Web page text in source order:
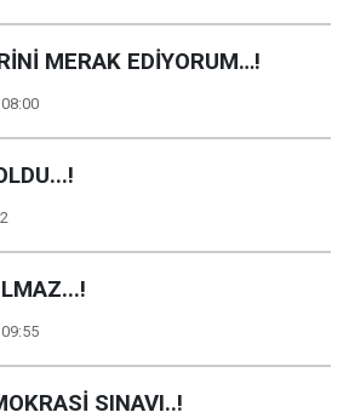
MERAK EDİYORUM…!
SINAVI..!